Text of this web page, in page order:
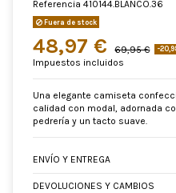
Referencia 410144.BLANCO.36
Fuera de stock
48,97 € 69,95 € -
Impuestos incluidos
Una elegante camiseta
calidad con modal, adornada
pedrería y un tacto suave.
ENVÍO Y ENTREGA
DEVOLUCIONES Y CAMBIOS